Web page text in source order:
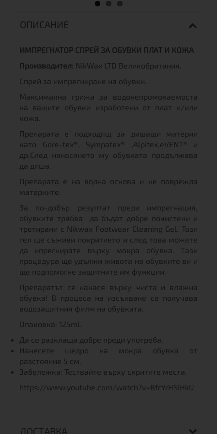
ОПИСАНИЕ
ИМПРЕГНАТОР СПРЕЙ ЗА ОБУВКИ ПЛАТ И КОЖА
Производител: NikWax LTD Великобритания.
Спрей за импрегниране на обувки.
Максимална грижа за водонепромокаемоста
на вашите обувки изработени от плат и/или
кожа.
Препарата е подходящ за дишащи материи
като Gore-tex®, Sympatex® ,Alpitex,eVENT® и
др.След нанасянето му обувката продължава
да диша.
Препарата е на водна основа и не поврежда
материите.
За по-добър резултат преди импрегнация,
обувките трябва да бъдат добре почистени и
третирани с Nikwax Footwear Cleaning Gel. Този
гел ще съживи покритието и след това можете
да ипрегнирате върху мокра обувка. Тази
процедура ще удължи живота на обувките ви и
ще подпомогне защитните им функции.
Препаратът се нанася върху чиста и влажна
обувка! В процеса на изсъхване се получава
водозащитния филм на обувката.
Опаковка: 125ml.
Да се разклаща добре преди употреба.
Нанесете щедро на мокра обувка от
разстояние 5 см.
Забележка: Тествайте върху скритите места.
https://www.youtube.com/watch?v=BfcYrHSIHkU
ДОСТАВКА